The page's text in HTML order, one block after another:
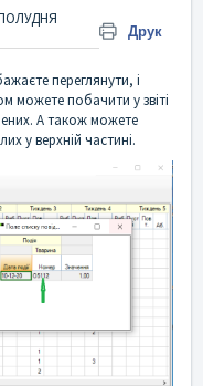
Друк
ПОЛУДНЯ
переглянути, і
можете побачити у звіті
А також можете
у верхній частині.